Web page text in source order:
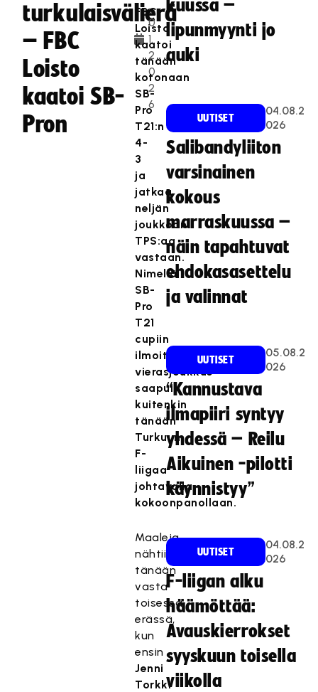
turkulaisvälierä
– FBC
Loisto
kaatoi SB-
Pron
.
0
1.
2
0
2
6
FBC
Loisto
kaatoi
tänään
kotonaan
SB-
Pro
T21:n
4-
3
ja
jatkaa
neljän
joukkoon
TPS:aa
vastaan.
Nimellä
SB-
Pro
T21
cupiin
ilmoittautunut
vierasjoukkue
saapui
kuitenkin
tänään
Turkuun
F-
liigaa
johtavalla
kokoonpanollaan.
Maaleja
nähtiin
tänään
vasta
toisessa
erässä,
kun
ensin
Jenni
Torkki
kuussa –
lipunmyynti jo
auki
UUTISET
04.08.2
026
Salibandyliiton
varsinainen
kokous
marraskuussa –
näin tapahtuvat
ehdokasasettelu
ja valinnat
UUTISET
05.08.2
026
“Kannustava
ilmapiiri syntyy
yhdessä – Reilu
Aikuinen -pilotti
käynnistyy”
UUTISET
04.08.2
026
F-liigan alku
häämöttää:
Avauskierrokset
syyskuun toisella
viikolla